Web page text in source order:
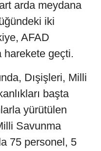
arda meydana
iki
AFAD
harekete geçti.
Dışişleri, Milli
başta
yürütülen
Savunma
75 personel, 5